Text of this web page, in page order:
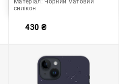
Матеріал: Чорний матовий
силікон
430 ₴